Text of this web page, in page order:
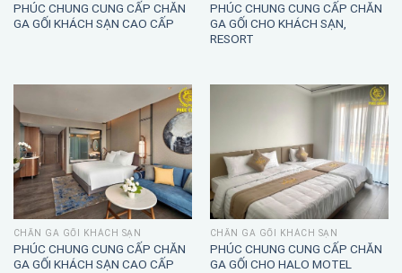
PHÚC CHUNG CUNG CẤP CHĂN
GA GỐI KHÁCH SẠN CAO CẤP
PHÚC CHUNG CUNG CẤP CHĂN
GA GỐI CHO KHÁCH SẠN,
RESORT
CHĂN GA GỐI KHÁCH SẠN
PHÚC CHUNG CUNG CẤP CHĂN
GA GỐI KHÁCH SẠN CAO CẤP
CHĂN GA GỐI KHÁCH SẠN
PHÚC CHUNG CUNG CẤP CHĂN
GA GỐI CHO HALO MOTEL